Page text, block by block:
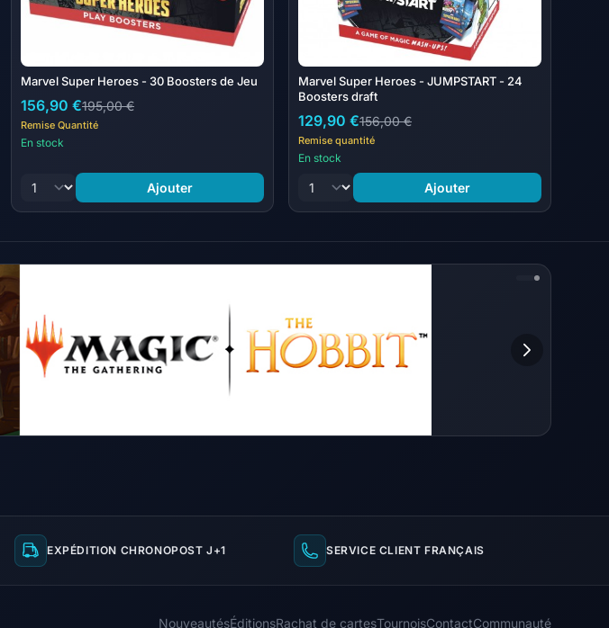
Une carte Tête d’affiche rare mythique <1 % des boosters
La rareté et la répartition des cartes peuvent varier
Marvel Super Heroes - 30 Boosters de Jeu
156,90 €195,00 €
Remise Quantité
En stock
Ajouter
Marvel Super Heroes - JUMPSTART - 24
Boosters draft
129,90 €156,00 €
Remise quantité
En stock
Ajouter
EXPÉDITION CHRONOPOST J+1 SERVICE CLIENT FRANÇAIS
NouveautésÉditionsRachat de cartesTournoisContactCommunauté